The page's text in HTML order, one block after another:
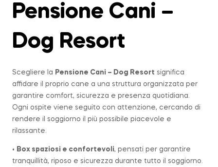
Pensione Cani –
Dog Resort
Scegliere la Pensione Cani – Dog Resort significa
affidare il proprio cane a una struttura organizzata per
garantire comfort, sicurezza e presenza quotidiana.
Ogni ospite viene seguito con attenzione, cercando di
rendere il soggiorno il più possibile piacevole e
rilassante.
• Box spaziosi e confortevoli, pensati per garantire
tranquillità, riposo e sicurezza durante tutto il soggiorno.